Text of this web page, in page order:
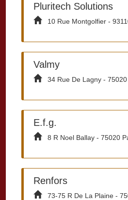
Pluritech Solutions
10 Rue Montgolfier -
Valmy
34 Rue De Lagny - 75020
E.f.g.
8 R Noel Ballay - 75020
Renfors
73-75 R De La Plaine -